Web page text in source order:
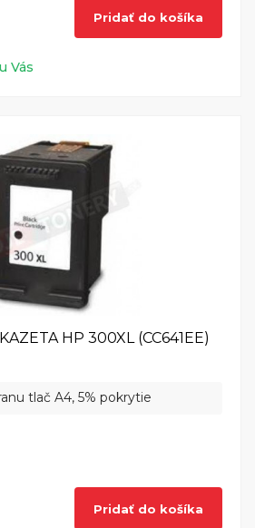
Pridať do košíka
Vás
HP 300XL (CC641EE)
tlač A4, 5% pokrytie
Pridať do košíka